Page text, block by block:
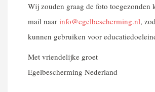
Wij zouden graag de foto toegezonden
mail naar info@egelbescherming.nl,
kunnen gebruiken voor
Met vriendelijke groet
Egelbescherming Nederland